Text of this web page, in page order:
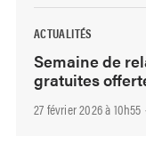
ACTUALITÉS
Semaine de
gratuites
27 février 2026 à 10h55